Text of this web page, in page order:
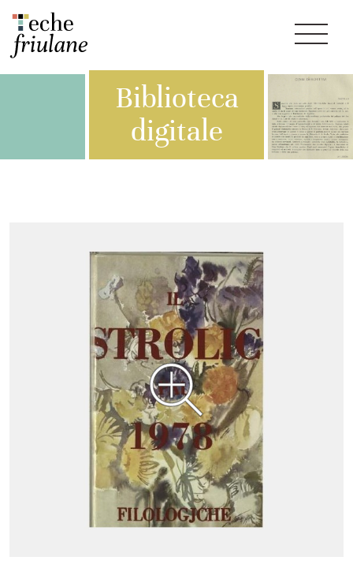
Biblioteca
digitale